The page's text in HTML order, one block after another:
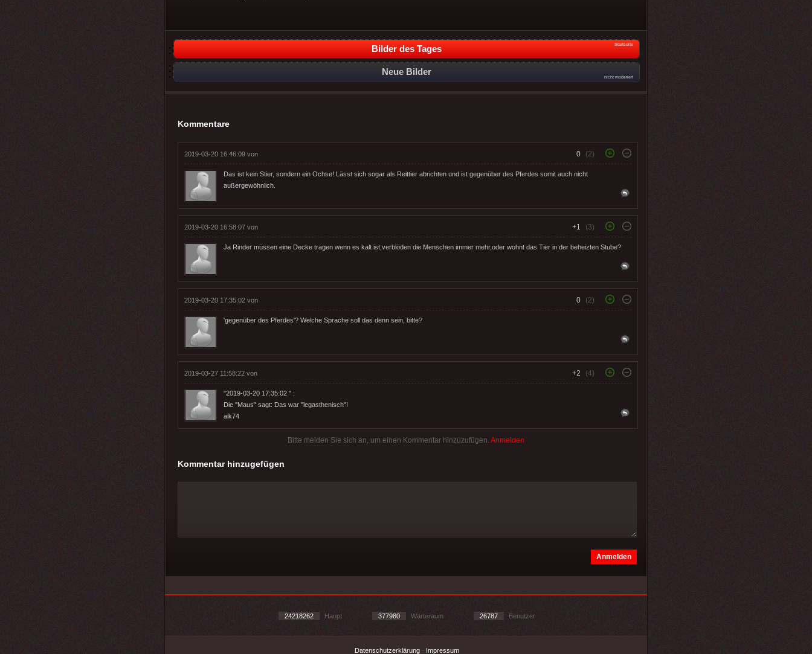
Bilder des Tages Startseite
Neue Bilder
nicht moderiert
Kommentare
2019-03-20 16:46:09 von 0 (2)
Das ist kein Stier, sondern ein Ochse! Lässt sich sogar als Reittier abrichten und ist gegenüber des Pferdes somit auch nicht
außergewöhnlich.
2019-03-20 16:58:07 von +1 (3)
Ja Rinder müssen eine Decke tragen wenn es kalt ist,verblöden die Menschen immer mehr,oder wohnt das Tier in der beheizten Stube?
2019-03-20 17:35:02 von 0 (2)
'gegenüber des Pferdes'? Welche Sprache soll das denn sein, bitte?
2019-03-27 11:58:22 von +2 (4)
"2019-03-20 17:35:02 " :
Die "Maus" sagt: Das war "legasthenisch"!
aik74
Bitte melden Sie sich an, um einen Kommentar hinzuzufügen. Anmelden
Kommentar hinzugefügen
24218262 Haupt 377980 Warteraum 26787 Benutzer
Datenschutzerklärung- Impressum